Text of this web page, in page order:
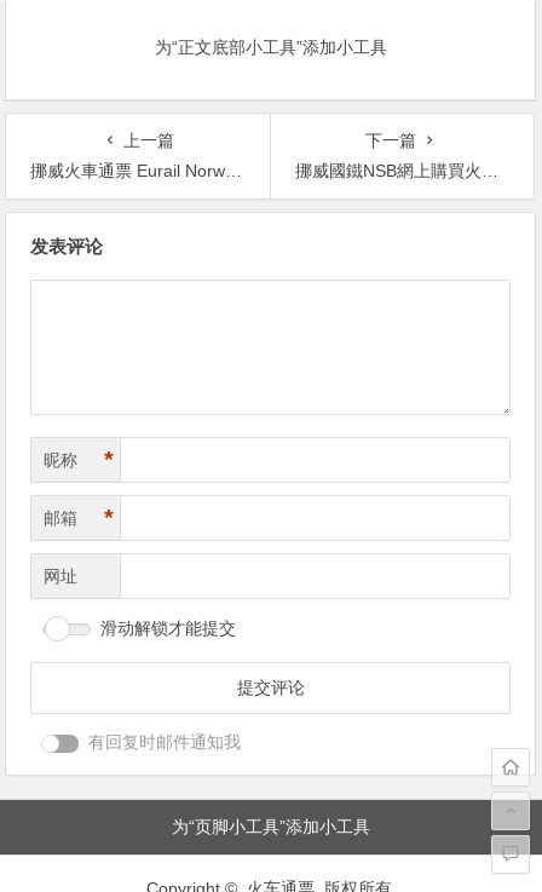
为“正文底部小工具”添加小工具
上一篇
挪威火車通票 Eurail Norway Pass
下一篇
挪威國鐵NSB網上購買火車票攻略 挪威國鐵NSB攻略
发表评论
昵称 *
邮箱 *
网址
滑动解锁才能提交
有回复时邮件通知我
为“页脚小工具”添加小工具